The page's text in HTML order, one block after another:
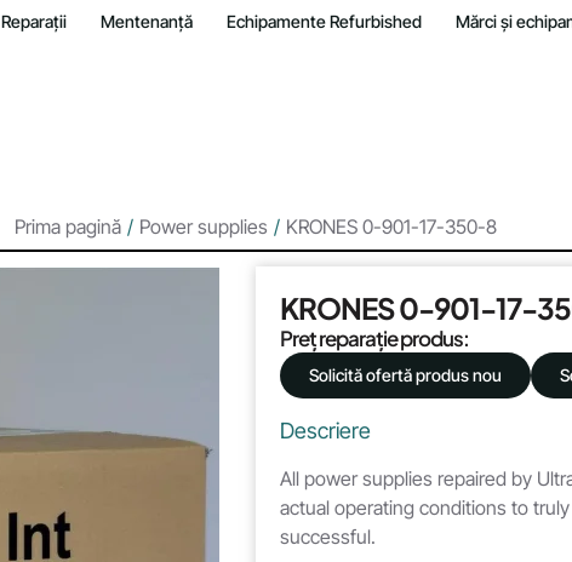
Reparații Mentenanță Echipamente Refurbished Mărci și
Prima pagină / Power supplies / KRONES 0-901-17-350-8
KRONES 0-901-17-
Preț reparație produs:
Solicită ofertă produs nou
Descriere
All power supplies repaired by
actual operating conditions to
successful.